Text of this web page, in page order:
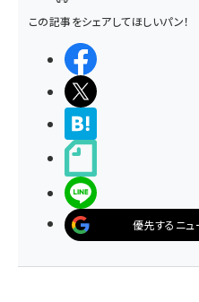
この記事をシェアしてほしいパン！
優先するニ